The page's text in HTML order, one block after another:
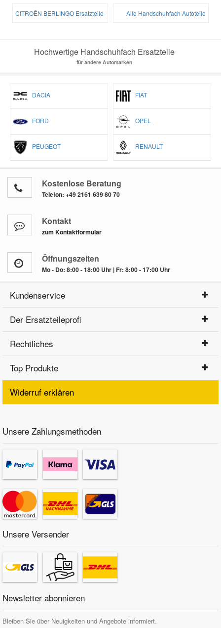
CITROËN BERLINGO Ersatzteile Alle Handschuhfach Autoteile
Hochwertige Handschuhfach Ersatzteile
für andere Automarken
DACIA FIAT
FORD OPEL
PEUGEOT RENAULT
Kostenlose Beratung
Telefon: +49 2161 639 80 70
Kontakt
zum Kontaktformular
Öffnungszeiten
Mo - Do: 8:00 - 18:00 Uhr | Fr: 8:00 - 17:00 Uhr
Kundenservice
Der Ersatzteileprofi
Rechtliches
Top Produkte
Widerruf erklären
Unsere Zahlungsmethoden
Unsere Versender
Newsletter abonnieren
Bleiben Sie über Neuigkeiten und Angebote informiert.
Suzuki Ersatzteile
Volvo Ersatzteile